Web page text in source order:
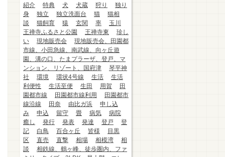
紹介
特典 犬 犬蔵 狩り
独り
身
独立 独立洗面台 猫
猫相
談
猫飼育 猿 玄関 率
玉川
王禅寺ふるさと公園
王禅寺東
珍し
い
現地販売会
現地販売会、田園都
市線、小田急線、南武線、向ヶ丘遊
園、溝の口、たまプラーザ、登戸、マ
ンション、リゾート、国府津
琴平神
社
環境 環状4号線 生活
生活
利便性
生活至便 生田 用賀
田
園都市線
田園都市線利用
田園都市
線沿線
田奈 由比ガ浜
申し込
み
申込 留守 畳 病気
病院
癒し
発行 発表 発達 登戸
登
記
白鳥 百合ヶ丘 皆様
目黒
区
直売 直撃 相場 相模湾
相
談
相鉄線、鶴ヶ峰、徒歩圏内、ファ